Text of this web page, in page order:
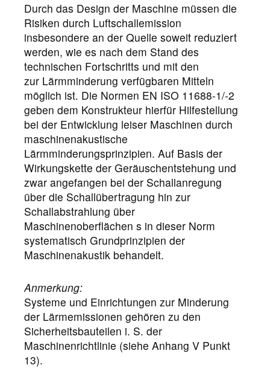
Durch das Design der Maschine müssen die
Risiken durch Luftschallemission
insbesondere an der Quelle soweit reduziert
werden, wie es nach dem Stand des
technischen Fortschritts und mit den
zur Lärmminderung verfügbaren Mitteln
möglich ist. Die Normen EN ISO 11688-1/-2
geben dem Konstrukteur hierfür Hilfestellung
bei der Entwicklung leiser Maschinen durch
maschinenakustische
Lärmminderungsprinzipien. Auf Basis der
Wirkungskette der Geräuschentstehung und
zwar angefangen bei der Schallanregung
über die Schallübertragung hin zur
Schallabstrahlung über
Maschinenoberflächen s in dieser Norm
systematisch Grundprinzipien der
Maschinenakustik behandelt.
Anmerkung:
Systeme und Einrichtungen zur Minderung
der Lärmemissionen gehören zu den
Sicherheitsbauteilen i. S. der
Maschinenrichtlinie (siehe Anhang V Punkt
13).